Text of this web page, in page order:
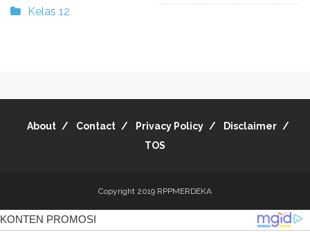
Kelas 12
About Contact Privacy Policy
Disclaimer
TOS
Copyright 2019 RPPMERDEKA